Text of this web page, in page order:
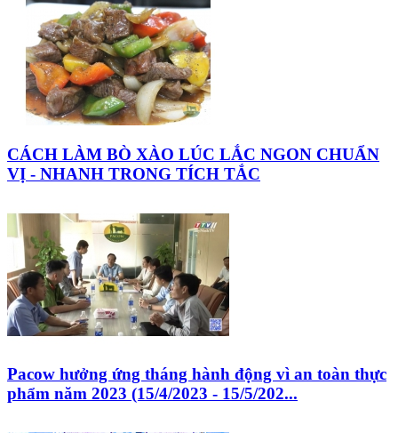
CÁCH LÀM BÒ XÀO LÚC LẮC NGON CHUẨN
VỊ - NHANH TRONG TÍCH TẮC
Pacow hưởng ứng tháng hành động vì an toàn thực
phẩm năm 2023 (15/4/2023 - 15/5/202...